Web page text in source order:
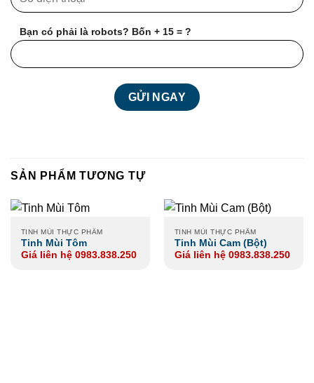
Bạn có phải là robots? Bốn + 15 = ?
SẢN PHẨM TƯƠNG TỰ
TINH MÙI THỰC PHẨM
Tinh Mùi Tôm
Giá liên hệ 0983.838.250
TINH MÙI THỰC PHẨM
Tinh Mùi Cam (Bột)
Giá liên hệ 0983.838.250